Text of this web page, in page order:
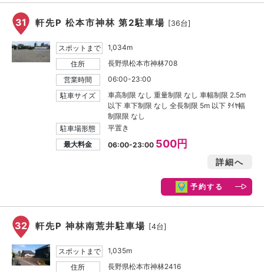
31 軒先P 松本市神林 第2駐車場 [36台]
スポットまで
1,034m
住所
長野県松本市神林708
営業時間
06:00-23:00
駐車サイズ
車高制限 なし 重量制限 なし 車幅制限 2.5m
以下 車下制限 なし 全長制限 5m 以下 ﾀｲﾔ幅
制限限 なし
駐車場形態
平置き
最大料金
06:00-23:00 500円
詳細へ
予約する
32 軒先P 神林南荒井駐車場 [4台]
スポットまで
1,035m
住所
長野県松本市神林2416